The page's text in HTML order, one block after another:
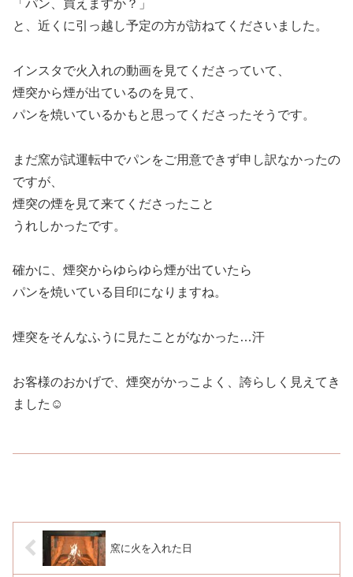
「パン、買えますか？」
と、近くに引っ越し予定の方が訪ねてくださいました。
インスタで火入れの動画を見てくださっていて、
煙突から煙が出ているのを見て、
パンを焼いているかもと思ってくださったそうです。
まだ窯が試運転中でパンをご用意できず申し訳なかったの
ですが、
煙突の煙を見て来てくださったこと
うれしかったです。
確かに、煙突からゆらゆら煙が出ていたら
パンを焼いている目印になりますね。
煙突をそんなふうに見たことがなかった…汗
お客様のおかげで、煙突がかっこよく、誇らしく見えてき
ました☺
窯に火を入れた日